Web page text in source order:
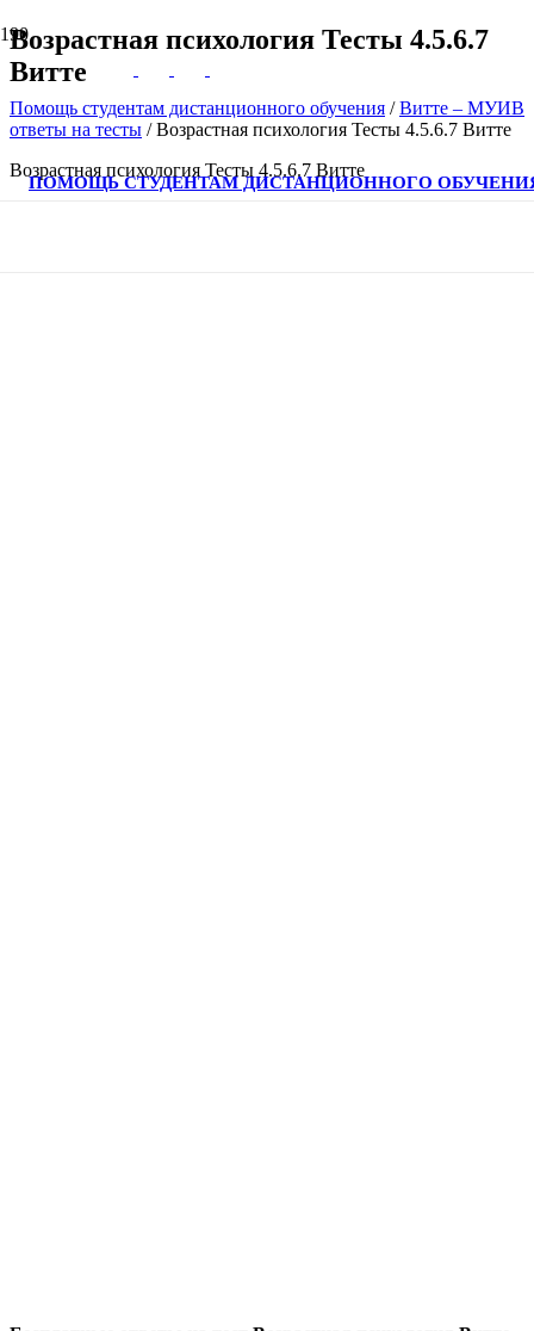
ПОМОЩЬ СТУДЕНТАМ ДИСТАНЦИОННОГО
Возрастная психология Тесты 4.5.6.7
Витте
Помощь студентам дистанционного обучения /Витте – МУИВ
ответы на тесты /Возрастная психология Тесты 4.5.6.7 Витте
Возрастная психология Тесты 4.5.6.7 Витте